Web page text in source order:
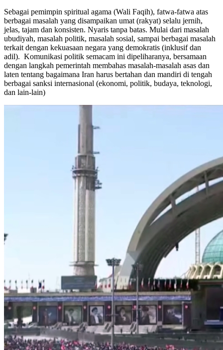
Sebagai pemimpin spiritual agama (Wali Faqih), fatwa-fatwa atas
berbagai masalah yang disampaikan umat (rakyat) selalu jernih,
jelas, tajam dan konsisten. Nyaris tanpa batas. Mulai dari masalah
ubudiyah, masalah politik, masalah sosial, sampai berbagai masalah
terkait dengan kekuasaan negara yang demokratis (inklusif dan
adil). Komunikasi politik semacam ini dipeliharanya, bersamaan
dengan langkah pemerintah membahas masalah-masalah asas dan
laten tentang bagaimana Iran harus bertahan dan mandiri di tengah
berbagai sanksi internasional (ekonomi, politik, budaya, teknologi,
dan lain-lain)